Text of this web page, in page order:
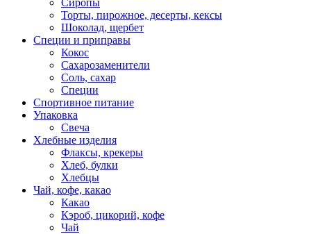
Торты, пирожное, десерты, кексы
Шоколад, щербет
Специи и приправы
Кокос
Сахарозаменители
Соль, сахар
Специи
Спортивное питание
Упаковка
Свеча
Хлебные изделия
Флаксы, крекеры
Хлеб, булки
Хлебцы
Чай, кофе, какао
Какао
Кэроб, цикорий, кофе
Чай